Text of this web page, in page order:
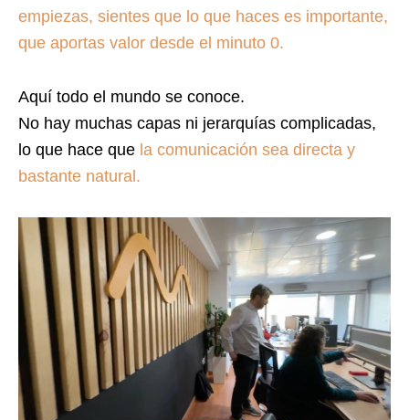
empiezas, sientes que lo que haces es importante,
que aportas valor desde el minuto 0.
Aquí todo el mundo se conoce.
No hay muchas capas ni jerarquías complicadas,
lo que hace que la comunicación sea directa y
bastante natural.